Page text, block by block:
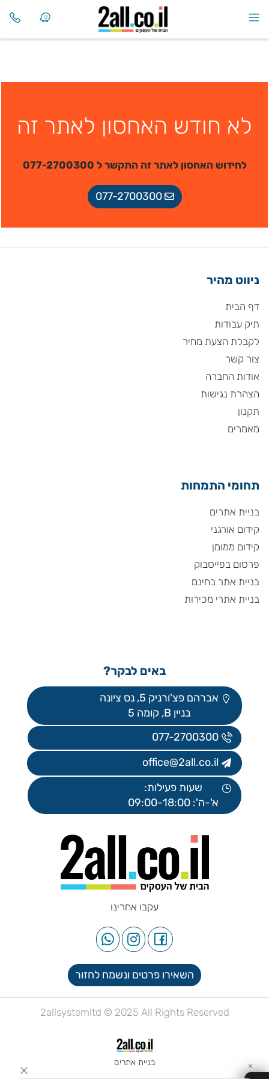
לא חודש האחסון לאתר זה
לחידוש האחסון לאתר זה התקשר ל 077-2700300
077-2700300
ניווט מהיר
דף הבית
תיק עבודות
לקבלת הצעת מחיר
צור קשר
אודות החברה
הצהרת נגישות
תקנון
מאמרים
תחומי התמחות
בניית אתרים
קידום אורגני
קידום ממומן
פרסום בפייסבוק
בניית אתר בחינם
בניית אתרי מכירות
באים לבקר?
אברהם פצ'ורניק 5, נס ציונה
בניין B, קומה 5
077-2700300
office@2all.co.il
שעות פעילות:
א'-ה': 09:00-18:00
עקבו אחרינו
השאירו פרטים ונשמח לחזור
2allsystemltd © 2025 All Rights Reserved
בניית אתרים ✕